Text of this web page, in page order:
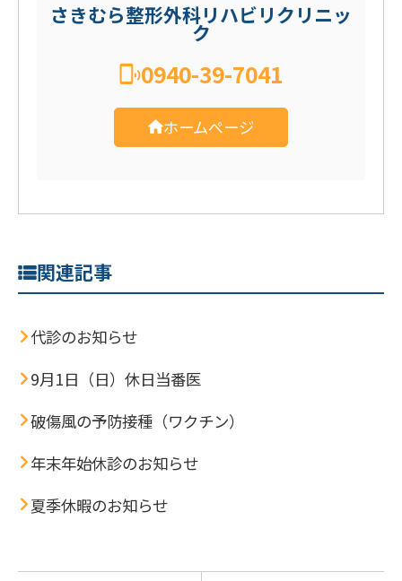
さきむら整形外科リハビリクリニッ
ク
0940-39-7041
ホームページ
関連記事
代診のお知らせ
9月1日（日）休日当番医
破傷風の予防接種（ワクチン）
年末年始休診のお知らせ
夏季休暇のお知らせ